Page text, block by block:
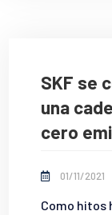
SKF se
una
cero
01/11/2021
Como hitos